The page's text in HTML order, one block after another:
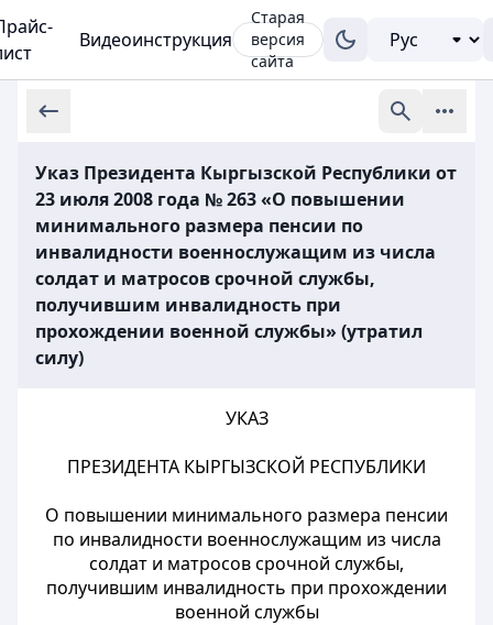
Видеоинструкция
Старая
версия
сайта
Указ Президента Кыргызской Республики от
23 июля 2008 года № 263 «О повышении
минимального размера пенсии по
инвалидности военнослужащим из числа
солдат и матросов срочной службы,
получившим инвалидность при
прохождении военной службы» (утратил
силу)
УКАЗ
ПРЕЗИДЕНТА КЫРГЫЗСКОЙ РЕСПУБЛИКИ
О повышении минимального размера пенсии
по инвалидности военнослужащим из числа
солдат и матросов срочной службы,
получившим инвалидность при прохождении
военной службы